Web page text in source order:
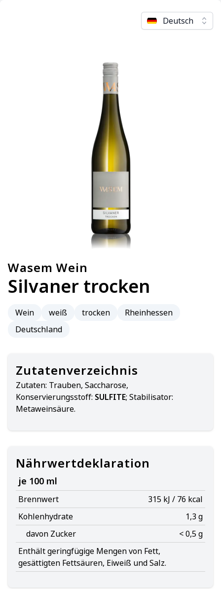
Deutsch
Wasem Wein
Silvaner trocken
Wein weiß trocken
Rheinhessen
Deutschland
Zutatenverzeichnis
Zutaten: Trauben, Saccharose,
Konservierungsstoff: SULFITE; Stabilisator:
Metaweinsäure.
Nährwertdeklaration
je 100 ml
Brennwert
315 kJ / 76 kcal
Kohlenhydrate
1,3 g
davon Zucker
< 0,5 g
Enthält geringfügige Mengen von Fett,
gesättigten Fettsäuren, Eiweiß und Salz.